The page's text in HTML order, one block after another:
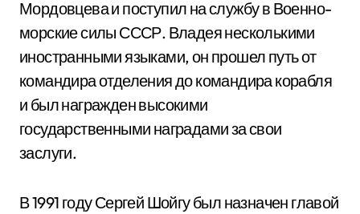
Мордовцева и поступил на службу в Военно-
морские силы СССР. Владея несколькими
иностранными языками, он прошел путь от
командира отделения до командира корабля
и был награжден высокими
государственными наградами за свои
заслуги.
В 1991 году Сергей Шойгу был назначен главой